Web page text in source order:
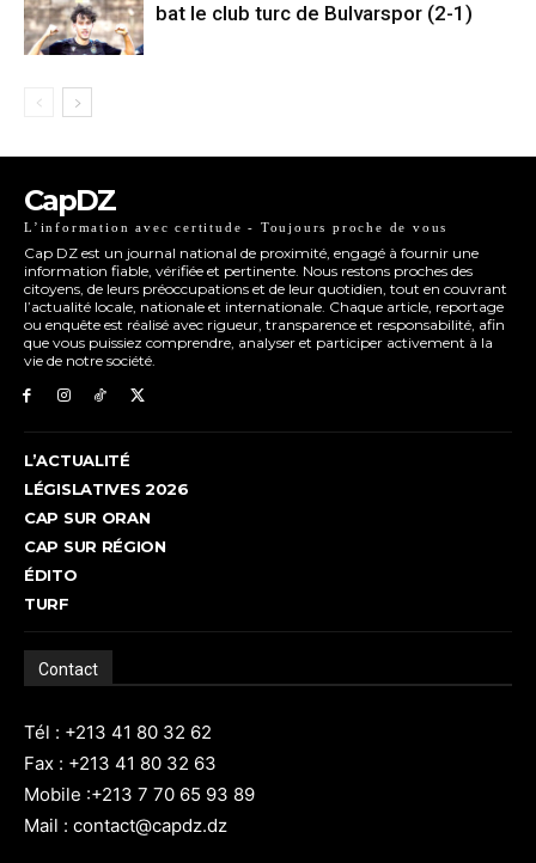
bat le club turc de Bulvarspor (2-1)
CapDZ
L’information avec certitude - Toujours proche de vous
Cap DZ est un journal national de proximité, engagé à fournir une
information fiable, vérifiée et pertinente. Nous restons proches des
citoyens, de leurs préoccupations et de leur quotidien, tout en couvrant
l’actualité locale, nationale et internationale. Chaque article, reportage
ou enquête est réalisé avec rigueur, transparence et responsabilité, afin
que vous puissiez comprendre, analyser et participer activement à la
vie de notre société.
L’ACTUALITÉ
LÉGISLATIVES 2026
CAP SUR ORAN
CAP SUR RÉGION
ÉDITO
TURF
Contact
Tél : +213 41 80 32 62
Fax : +213 41 80 32 63
Mobile :+213 7 70 65 93 89
Mail : contact@capdz.dz